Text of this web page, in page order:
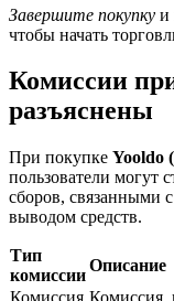
Эксклюзивные
Кредиты
Сервис
Завершите покупку и
чтобы начать
Комиссии
разъяснены
При покупке Yooldo
пользователи могут
сборов, связанными
выводом средств.
Тип
комиссии
Описание